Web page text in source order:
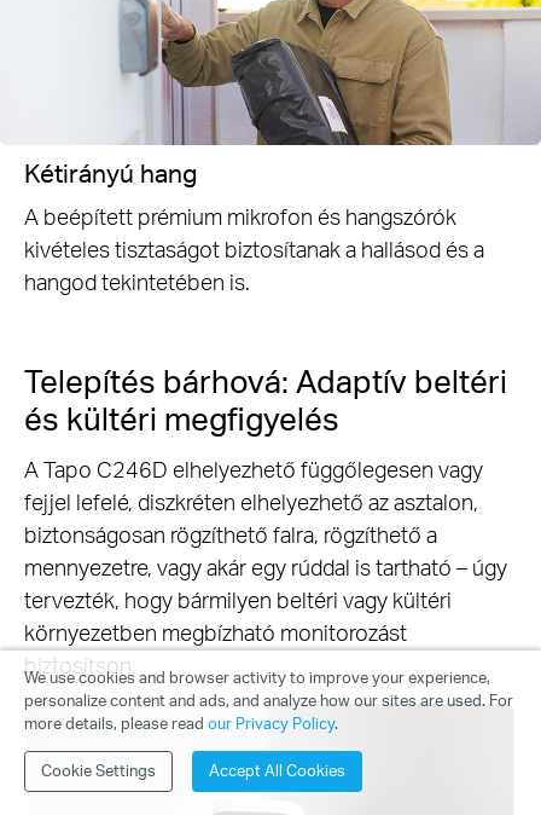
Kétirányú hang
A beépített prémium mikrofon és hangszórók
kivételes tisztaságot biztosítanak a hallásod és a
hangod tekintetében is.
Telepítés bárhová: Adaptív beltéri
és kültéri megfigyelés
A Tapo C246D elhelyezhető függőlegesen vagy
fejjel lefelé, diszkréten elhelyezhető az asztalon,
biztonságosan rögzíthető falra, rögzíthető a
mennyezetre, vagy akár egy rúddal is tartható – úgy
tervezték, hogy bármilyen beltéri vagy kültéri
környezetben megbízható monitorozást
biztosítson.
We use cookies and browser activity to improve your experience,
personalize content and ads, and analyze how our sites are used. For
more details, please read our Privacy Policy.
Cookie Settings Accept All Cookies